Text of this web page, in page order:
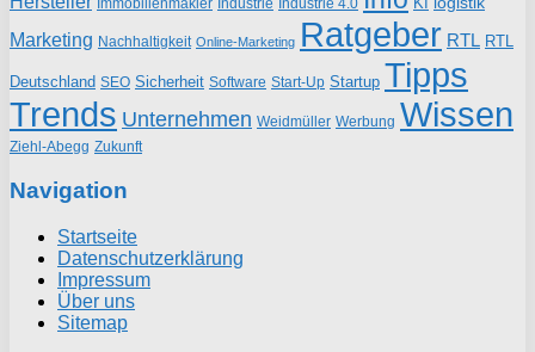
Immobilienmakler Industrie 4.0
Marketing Nachhaltigkeit Online-Marketing Ratgeber RTL RTL
Deutschland SEO Sicherheit Software Start-Up Startup Tipps
Trends Unternehmen Weidmüller Werbung Wissen
Ziehl-Abegg Zukunft
Navigation
Startseite
Datenschutzerklärung
Impressum
Über uns
Sitemap